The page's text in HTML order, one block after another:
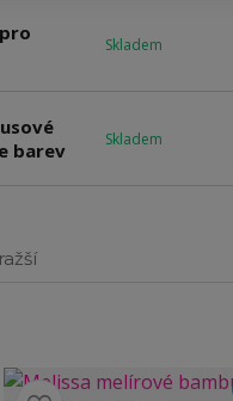
Skladem
barev
Skladem